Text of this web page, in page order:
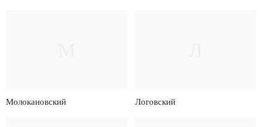
Молокановский Логовский